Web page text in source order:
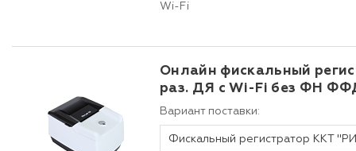
Wi-Fi
Онлайн фискальный
раз. ДЯ с Wi-Fi без ФН
Вариант поставки: